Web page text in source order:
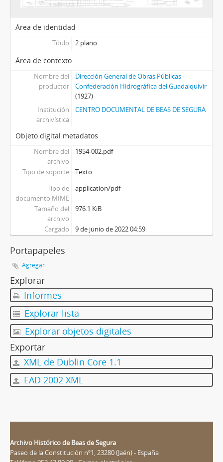
Área de identidad
Título 2 plano
Área de contexto
Nombre del
productor
Dirección General de Obras Públicas -
Confederación Hidrográfica del Guadalquivir
(1927)
Institución
archivística
CENTRO DOCUMENTAL DE BEAS DE SEGURA
Objeto digital metadatos
Nombre del
archivo
1954-002.pdf
Tipo de soporte
Texto
Tipo de
documento MIME
application/pdf
Tamaño del
archivo
976.1 KiB
Cargado 9 de junio de 2022 04:59
Portapapeles
Agregar
Explorar
Informes
Explorar lista
Explorar objetos digitales
Exportar
XML de Dublin Core 1.1
EAD 2002 XML
Archivo Histórico de Beas de Segura
Paseo de la Constitución nº1, 23280 (Jaén) - España